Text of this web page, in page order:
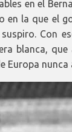
en el
en la que el
Con
blanca,
Europa